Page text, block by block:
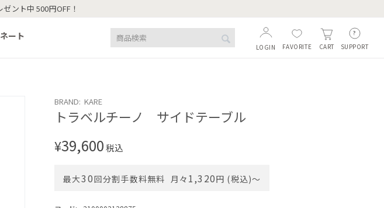
ント中 500円OFF！
ート
SUPPORT
CART
FAVORITE
LOGIN
BRAND: KARE
トラベルチーノ サイドテーブル
¥39,600税込
最大30回分割手数料無料 月々 1,320円 (税込)〜